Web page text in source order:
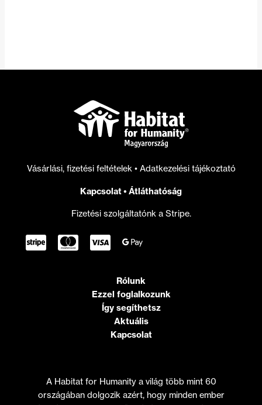
Vásárlási, fizetési feltételek • Adatkezelési tájékoztató
Kapcsolat• Átláthatóság
Fizetési szolgáltatónk a Stripe.
Rólunk
Ezzel foglalkozunk
Így segíthetsz
Aktuális
Kapcsolat
A Habitat for Humanity a világ több mint 60
országában dolgozik azért, hogy minden ember